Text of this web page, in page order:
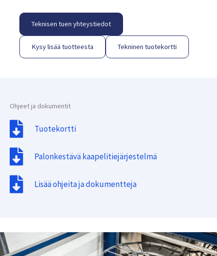
Teknisen tuen yhteystiedot
Kysy lisää tuotteesta Tekninen tuotekortti
Ohjeet ja dokumentit
Tuotekortti
Palonkestävä kaapelitiejärjestelmä
Lisää ohjeita ja dokumentteja